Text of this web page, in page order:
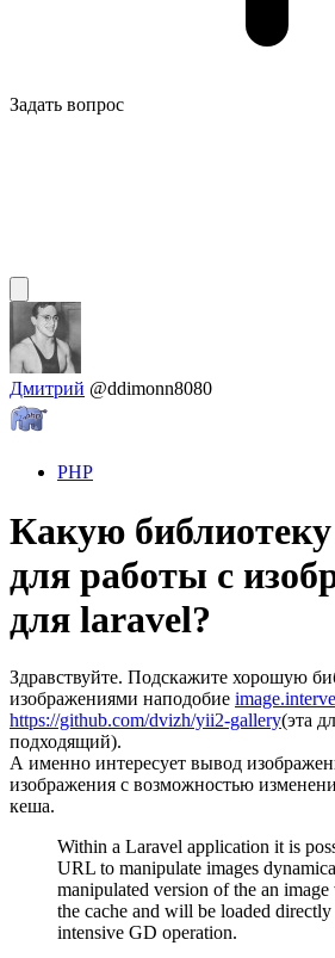
Задать вопрос
Дмитрий @ddimonn8080
PHP
Какую
для работы с
для laravel?
Здравствуйте. Подскажите хорошую
изображениями наподобие
https://github.com/dvizh/yii2-gallery(эта
подходящий).
А именно интересует вывод
изображения с возможностью
кеша.
Within a Laravel application it is
URL to manipulate images
manipulated version of the an
the cache and will be loaded
intensive GD operation.